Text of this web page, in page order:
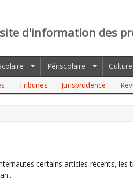
d'information des
Périscolaire Culture
Tribunes Jurisprudence
certains articles récents, les